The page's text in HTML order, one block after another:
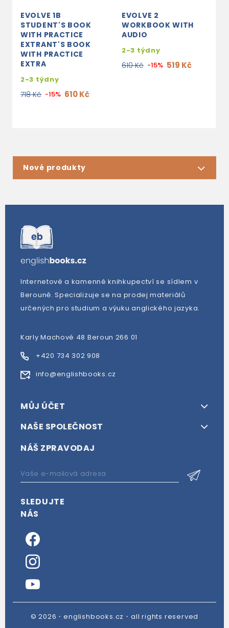
EVOLVE 1B
STUDENT'S BOOK
WITH PRACTICE
EXTRANT'S BOOK
WITH PRACTICE
EXTRA
2-3 týdny
718 Kč -15% 610 Kč
EVOLVE 2
WORKBOOK WITH
AUDIO
2-3 týdny
610 Kč -15% 519 Kč
Nové produkty
Internetové a kamenné knihkupectví se sídlem v
Berouně. Specializuje se na prodej materiálů
určených pro studium a výuku anglického jazyka.
Karly Machové 48 Beroun 266 01
+420 734 302 908
info@englishbooks.cz
MŮJ ÚČET
NAŠE SPOLEČNOST
NÁŠ ZPRAVODAJ
SLEDUJTE
NÁS
© 2026・englishbooks.cz・all rights reserved